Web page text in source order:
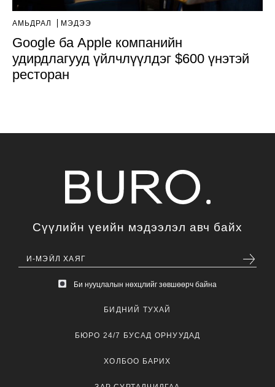
АМЬДРАЛ МЭДЭЭ
Google ба Apple компанийн
удирдлагууд үйлчлүүлдэг $600 үнэтэй
ресторан
Сүүлийн үеийн мэдээлэл авч байх
Би нууцлалын нөхцлийг зөвшөөрч байна
БИДНИЙ ТУХАЙ
БЮРО 24/7 БУСАД ОРНУУДАД
ХОЛБОО БАРИХ